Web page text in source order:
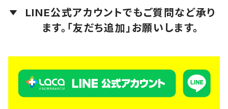
芳香園製薬
LINE公式アカウントでもご質問など承り
ます。「友だち追加」お願いします。